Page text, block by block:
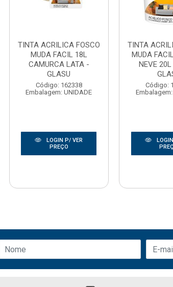
TINTA ACRILICA FOSCO
MUDA FACIL 18L
CAMURCA LATA -
GLASU
Código: 162338
Embalagem: UNIDADE
LOGIN P/ VER
PREÇO
TINTA
MUDA
NEVE
Código: